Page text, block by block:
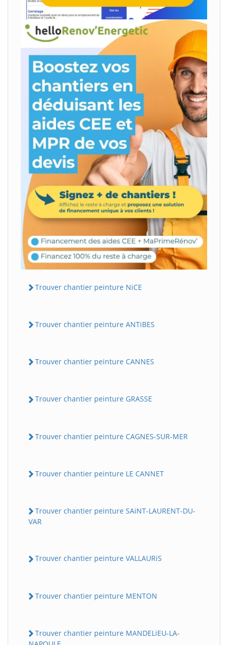
Trouver chantier peinture NiCE
Trouver chantier peinture ANTiBES
Trouver chantier peinture CANNES
Trouver chantier peinture GRASSE
Trouver chantier peinture CAGNES-SUR-MER
Trouver chantier peinture LE CANNET
Trouver chantier peinture SAiNT-LAURENT-DU-
VAR
Trouver chantier peinture VALLAURiS
Trouver chantier peinture MENTON
Trouver chantier peinture MANDELiEU-LA-